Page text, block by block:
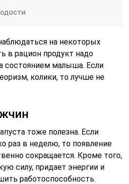
на некоторых
в рацион продукт надо
состоянием малыша. Если
колики, то лучше не
тоже полезна. Если
раз в неделю, то появление
сокращается. Кроме того,
силу, придает энергии и
работоспособность.